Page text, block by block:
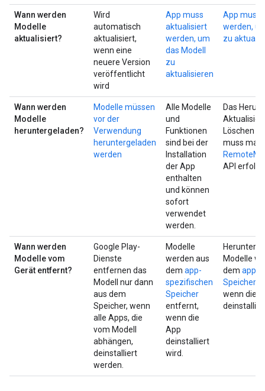
Wann werden
Modelle
aktualisiert?
Wird
automatisch
aktualisiert,
wenn eine
neuere Version
veröffentlicht
wird
App muss
aktualisiert
werden, um
das Modell
zu
aktualisieren
App muss
werden,
zu
Wann werden
Modelle
heruntergeladen?
Modelle müssen
vor der
Verwendung
heruntergeladen
werden
Alle Modelle
und
Funktionen
sind bei der
Installation
der App
enthalten
und können
sofort
verwendet
werden.
Das
Löschen
muss
API
Wann werden
Modelle vom
Gerät entfernt?
Google Play-
Dienste
entfernen das
Modell nur dann
aus dem
Speicher, wenn
alle Apps, die
vom Modell
abhängen,
deinstalliert
werden.
Modelle
werden aus
dem app-
spezifischen
Speicher
entfernt,
wenn die
App
deinstalliert
wird.
Modelle
dem app-
Speicher
wenn die